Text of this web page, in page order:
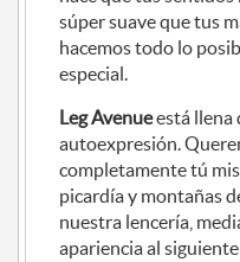
súper suave que tus
hacemos todo lo
especial.
Leg Avenueestá llena
autoexpresión.
completamente tú
picardía y montañas
nuestra lencería,
apariencia al